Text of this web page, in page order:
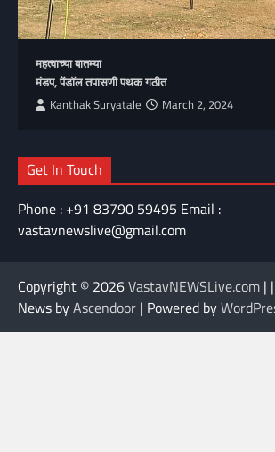
महत्वाच्या बातम्या
मंडप, पेंडॉल तपासणी पथक गठीत
Kanthak Suryatale March 2, 2024
Get In Touch
Phone : +91 83790 59495 Email :
vastavnewslive@gmail.com
Copyright © 2026VastavNEWSLive.com |
News byAscendoor | Powered by